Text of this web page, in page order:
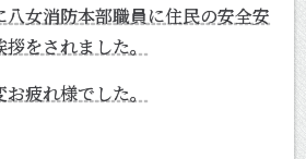
女消防本部職員に住民の安全安
をされました。
疲れ様でした。